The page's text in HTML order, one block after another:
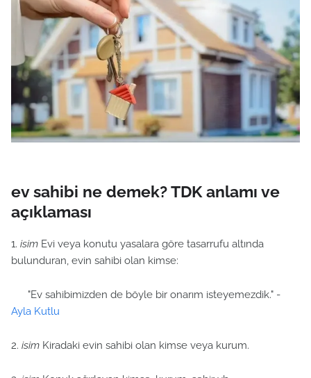
ev sahibi ne demek? TDK anlamı ve
açıklaması
1. isim Evi veya konutu yasalara göre tasarrufu altında
bulunduran, evin sahibi olan kimse:
"Ev sahibimizden de böyle bir onarım isteyemezdik." -
Ayla Kutlu
2. isim Kiradaki evin sahibi olan kimse veya kurum.